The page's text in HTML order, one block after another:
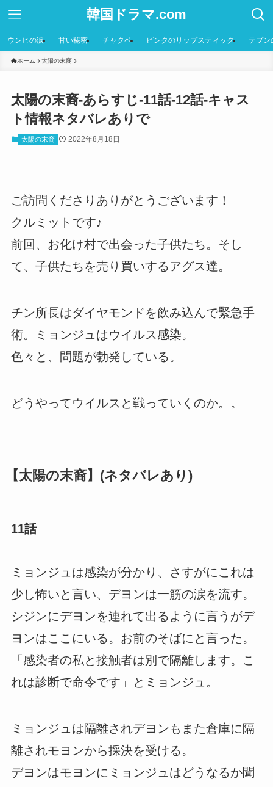
韓国ドラマ.com
ウンヒの涙 甘い秘密 チャクペ ピンクのリップスティック テプン
ホーム 太陽の末裔
太陽の末裔-あらすじ-11話-12話-キャス
ト情報ネタバレありで
太陽の末裔 2022年8月18日
ご訪問くださりありがとうございます！
クルミットです♪
前回、お化け村で出会った子供たち。そし
て、子供たちを売り買いするアグス達。
チン所長はダイヤモンドを飲み込んで緊急手
術。ミョンジュはウイルス感染。
色々と、問題が勃発している。
どうやってウイルスと戦っていくのか。。
【太陽の末裔】(ネタバレあり)
11話
ミョンジュは感染が分かり、さすがにこれは
少し怖いと言い、デヨンは一筋の涙を流す。
シジンにデヨンを連れて出るように言うがデ
ヨンはここにいる。お前のそばにと言った。
「感染者の私と接触者は別で隔離します。こ
れは診断で命令です」とミョンジュ。
ミョンジュは隔離されデヨンもまた倉庫に隔
離されモヨンから採決を受ける。
デヨンはモヨンにミョンジュはどうなるか聞